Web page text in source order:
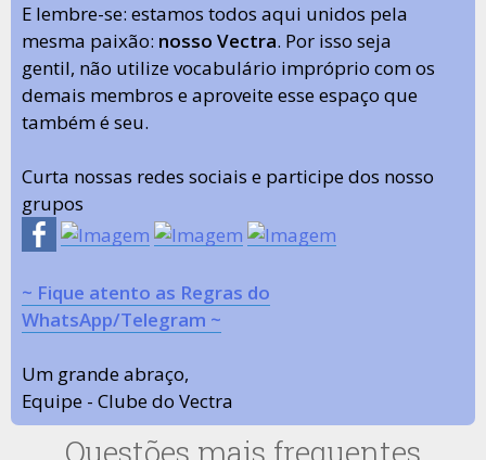
E lembre-se: estamos todos aqui unidos pela
mesma paixão: nosso Vectra. Por isso seja
gentil, não utilize vocabulário impróprio com os
demais membros e aproveite esse espaço que
também é seu.
Curta nossas redes sociais e participe dos nosso
grupos
~ Fique atento as Regras do
WhatsApp/Telegram ~
Um grande abraço,
Equipe - Clube do Vectra
Questões mais frequentes